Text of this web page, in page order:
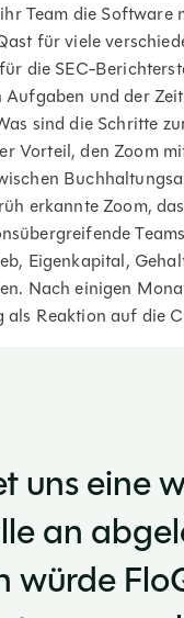
Team die
für viele
die SEC-
und der
sind die Schritte
Vorteil, den Zoom
erkannte Zoom,
Eigenkapital,
Nach einigen
Reaktion auf die
uns eine
an
würde